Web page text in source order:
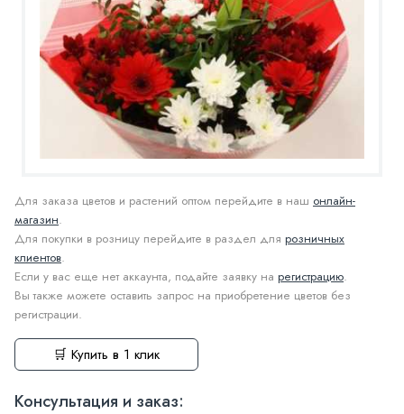
Для заказа цветов и растений оптом перейдите в наш онлайн-
магазин.
Для покупки в розницу перейдите в раздел для розничных
клиентов.
Если у вас еще нет аккаунта, подайте заявку на регистрацию.
Вы также можете оставить запрос на приобретение цветов без
регистрации.
🛒 Купить в 1 клик
Консультация и заказ: